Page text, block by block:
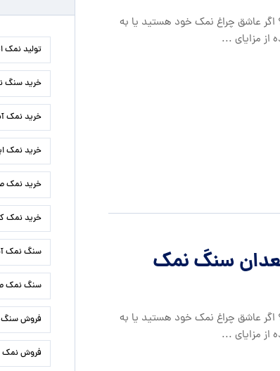
عاشق چراغ نمک خود هستید یا به
از مزایای ...
سنگ نمک
عاشق چراغ نمک خود هستید یا به
از مزایای ...
تولید نمک
خرید سنگ
خرید نمک
خرید نمک
خرید نمک
خرید نمک
سنگ نمک
سنگ نمک
فروش
فروش نمک